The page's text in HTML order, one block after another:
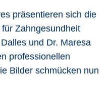
präsentieren sich die
Zahngesundheit
und Dr. Maresa
professionellen
Bilder schmücken nun